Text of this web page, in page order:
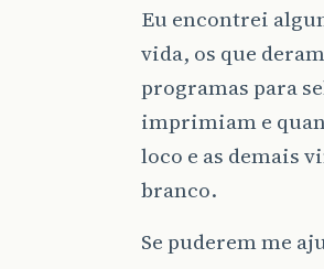
Eu encontrei
vida, os que
programas para
imprimiam e
loco e as demais
branco.
Se puderem me